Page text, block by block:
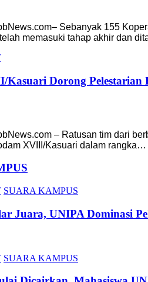
Sebanyak 155
memasuki tahap akhir dan
Dorong Pelestarian
– Ratusan tim dari
XVIII/Kasuari dalam rangka…
SUARA KAMPUS
Juara, UNIPA Dominasi
SUARA KAMPUS